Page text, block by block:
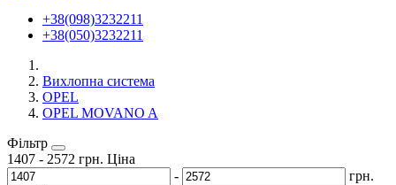
+38(098)3232211
+38(050)3232211
Вихлопна система
OPEL
OPEL MOVANO A
Фільтр
1407 - 2572 грн. Ціна
-
грн.